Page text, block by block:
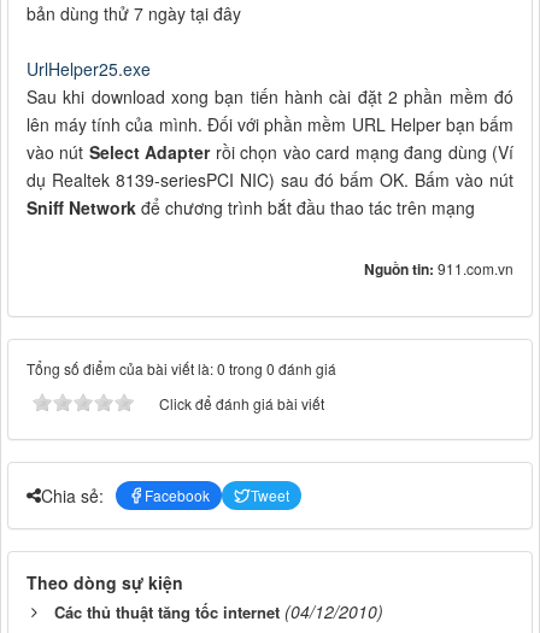
bản dùng thử 7 ngày tại đây
UrlHelper25.exe
Sau khi download xong bạn tiến hành cài đặt 2 phần mềm đó
lên máy tính của mình. Đối với phần mềm URL Helper bạn bấm
vào nút Select Adapterrồi chọn vào card mạng đang dùng (Ví
dụ Realtek 8139-seriesPCI NIC) sau đó bấm OK. Bấm vào nút
Sniff Network để chương trình bắt đầu thao tác trên mạng
Nguồn tin: 911.com.vn
Tổng số điểm của bài viết là: 0 trong 0 đánh giá
Click để đánh giá bài viết
Chia sẻ: Facebook Tweet
Theo dòng sự kiện
Các thủ thuật tăng tốc internet (04/12/2010)